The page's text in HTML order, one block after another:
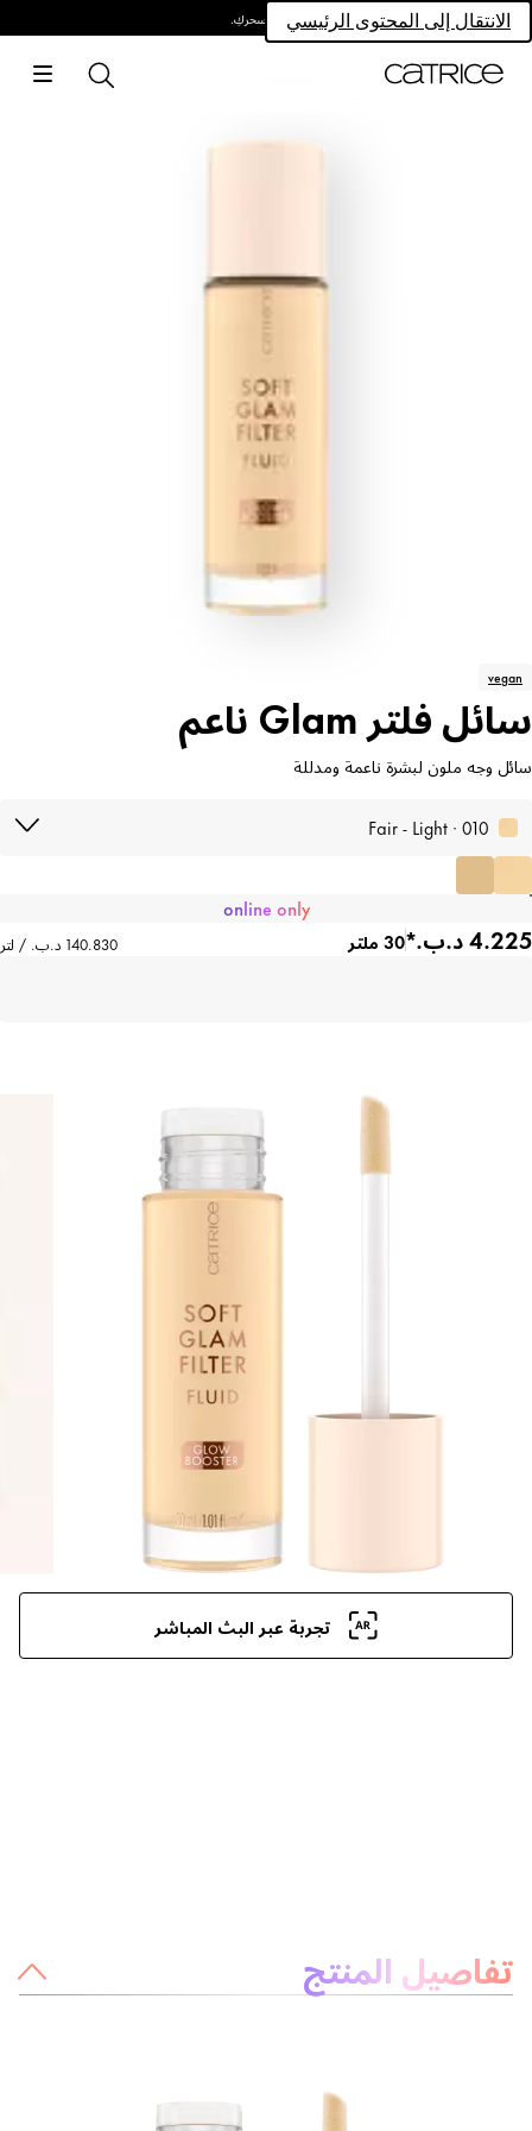
الانتقال إلى المحتوى الرئيسيامتلكي سحركِ.
vegan
سائل فلتر Glam ناعم
سائل وجه ملون لبشرة ناعمة ومدللة
010 · Fair - Light
online only
30 ملتر
تجربة عبر البث المباشر
تفاصيل المنتج